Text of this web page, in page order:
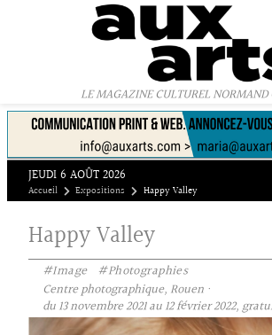
LE MAGAZINE CULTUREL NORMAND
JEUDI 6 AOÛT 2026
Accueil Expositions Happy Valley
Happy Valley
#Image
#Photographies
Centre photographique, Rouen ·
du 13 novembre 2021 au 12 février 2022,
Panneau de gestion des cookies